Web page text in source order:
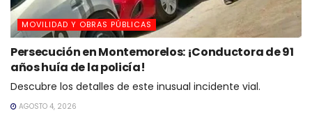
MOVILIDAD Y OBRAS PÚBLICAS
Persecución en Montemorelos: ¡Conductora de 91
años huía de la policía!
Descubre los detalles de este inusual incidente vial.
AGOSTO 4, 2026